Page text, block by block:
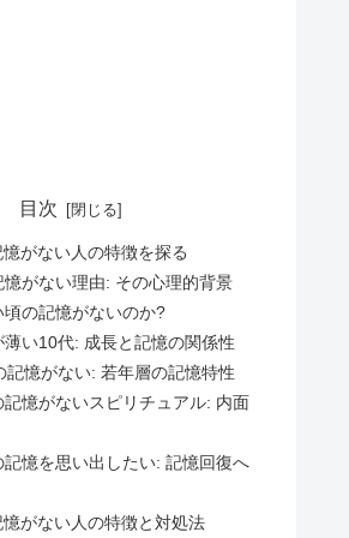
目次
がない人の特徴を探る
憶がない理由: その心理的背景
頃の記憶がないのか?
い10代: 成長と記憶の関係性
記憶がない: 若年層の記憶特性
記憶がないスピリチュアル: 内面
記憶を思い出したい: 記憶回復へ
がない人の特徴と対処法